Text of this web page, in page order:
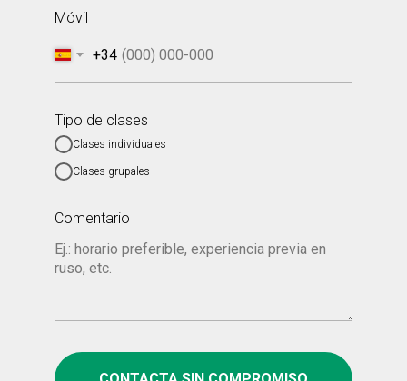
Móvil
+34
Tipo de clases
Clases individuales
Clases grupales
Comentario